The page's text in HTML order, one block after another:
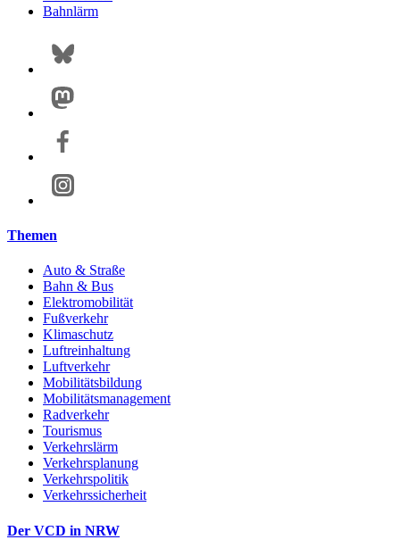
Bahnlärm
Themen
Auto & Straße
Bahn & Bus
Elektromobilität
Fußverkehr
Klimaschutz
Luftreinhaltung
Luftverkehr
Mobilitätsbildung
Mobilitätsmanagement
Radverkehr
Tourismus
Verkehrslärm
Verkehrsplanung
Verkehrspolitik
Verkehrssicherheit
Der VCD in NRW